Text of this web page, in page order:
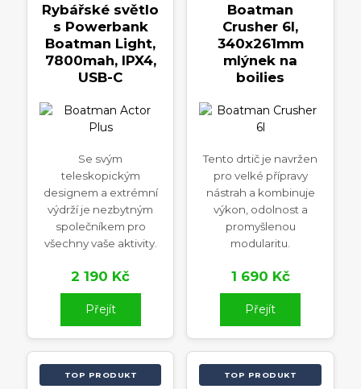
Rybářské světlo
s Powerbank
Boatman Light,
7800mah, IPX4,
USB-C
Se svým
teleskopickým
designem a extrémní
výdrží je nezbytným
společníkem pro
všechny vaše aktivity.
2 190 Kč
Přejít
Boatman
Crusher 6l,
340x261mm
mlýnek na
boilies
Tento drtič je navržen
pro velké přípravy
nástrah a kombinuje
výkon, odolnost a
promyšlenou
modularitu.
1 690 Kč
Přejít
TOP PRODUKT TOP PRODUKT